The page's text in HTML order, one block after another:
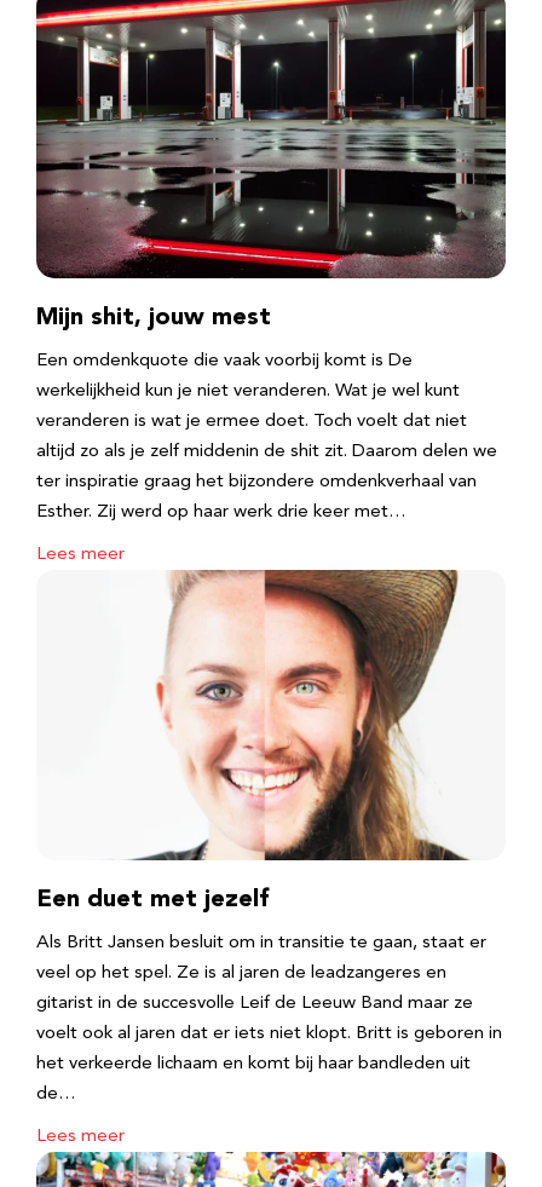
Mijn shit, jouw mest
Een omdenkquote die vaak voorbij komt is De
werkelijkheid kun je niet veranderen. Wat je wel kunt
veranderen is wat je ermee doet. Toch voelt dat niet
altijd zo als je zelf middenin de shit zit. Daarom delen we
ter inspiratie graag het bijzondere omdenkverhaal van
Esther. Zij werd op haar werk drie keer met…
Lees meer
Een duet met jezelf
Als Britt Jansen besluit om in transitie te gaan, staat er
veel op het spel. Ze is al jaren de leadzangeres en
gitarist in de succesvolle Leif de Leeuw Band maar ze
voelt ook al jaren dat er iets niet klopt. Britt is geboren in
het verkeerde lichaam en komt bij haar bandleden uit
de…
Lees meer